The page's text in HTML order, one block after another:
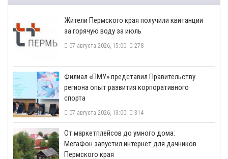
​Жители Пермского края получили квитанции
за горячую воду за июль
07 августа 2026, 15:00 278
​Филиал «ПМУ» представил Правительству
региона опыт развития корпоративного
спорта
07 августа 2026, 13:00 314
От маркетплейсов до умного дома:
МегаФон запустил интернет для дачников
Пермского края